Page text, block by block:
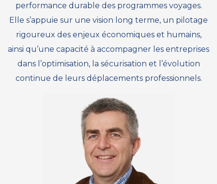
performance durable des programmes voyages.
Elle s’appuie sur une vision long terme, un pilotage
rigoureux des enjeux économiques et humains,
ainsi qu’une capacité à accompagner les entreprises
dans l’optimisation, la sécurisation et l’évolution
continue de leurs déplacements professionnels.